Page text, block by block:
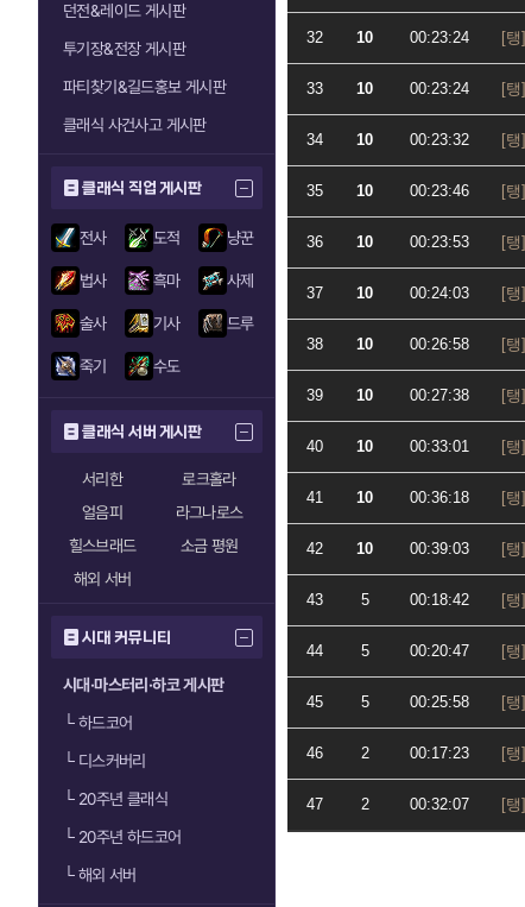
던전&레이드 게시판
투기장&전장 게시판
파티찾기&길드홍보 게시판
클래식 사건사고 게시판
클래식 직업 게시판
전사 도적 냥꾼
법사 흑마 사제
술사 기사 드루
죽기 수도
클래식 서버 게시판
서리한
로크홀라
얼음피
라그나로스
힐스브래드
소금 평원
해외 서버
시대 커뮤니티
시대·마스터리·하코 게시판
└하드코어
└디스커버리
└20주년 클래식
└20주년 하드코어
└해외 서버
32 10 00:23:24
33 10 00:23:24
34 10 00:23:32
35 10 00:23:46
36 10 00:23:53
37 10 00:24:03
38 10 00:26:58
39 10 00:27:38
40 10 00:33:01
41 10 00:36:18
42 10 00:39:03
43 5 00:18:42
44 5 00:20:47
45 5 00:25:58
46 2 00:17:23
47 2 00:32:07